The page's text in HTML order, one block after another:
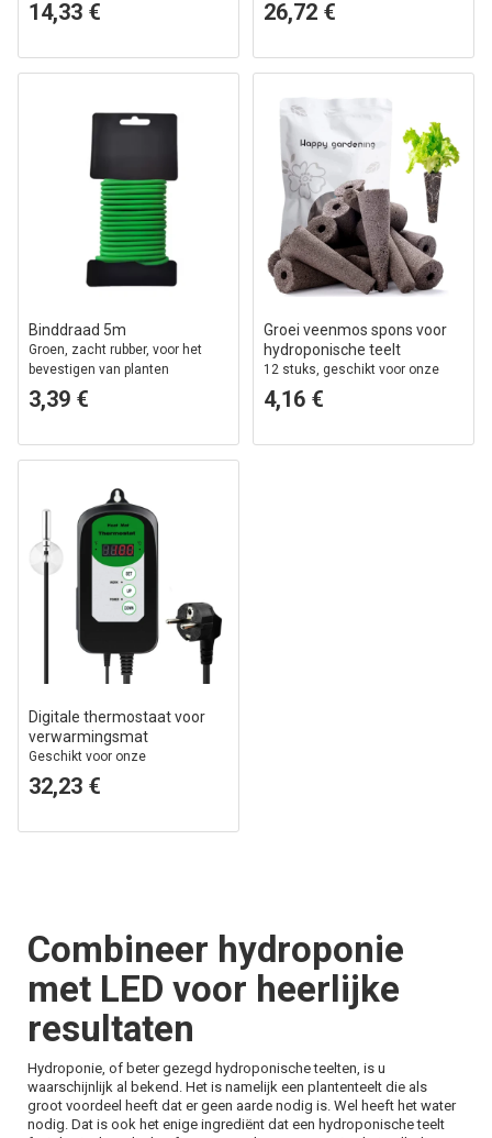
14,33 € 26,72 €
Binddraad 5m
Groen, zacht rubber, voor het
bevestigen van planten
3,39 €
Groei veenmos spons voor
hydroponische teelt
12 stuks, geschikt voor onze
hydroponische keukentuinen
4,16 €
Digitale thermostaat voor
verwarmingsmat
Geschikt voor onze
verwarmingsmatten, instelbaar
van 0-100° Celsius
32,23 €
Combineer hydroponie
met LED voor heerlijke
resultaten
Hydroponie, of beter gezegd hydroponische teelten, is u
waarschijnlijk al bekend. Het is namelijk een plantenteelt die als
groot voordeel heeft dat er geen aarde nodig is. Wel heeft het water
nodig. Dat is ook het enige ingrediënt dat een hydroponische teelt